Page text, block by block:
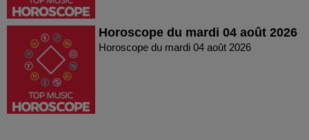
Horoscope du mardi 04 août 2026
Horoscope du mardi 04 août 2026